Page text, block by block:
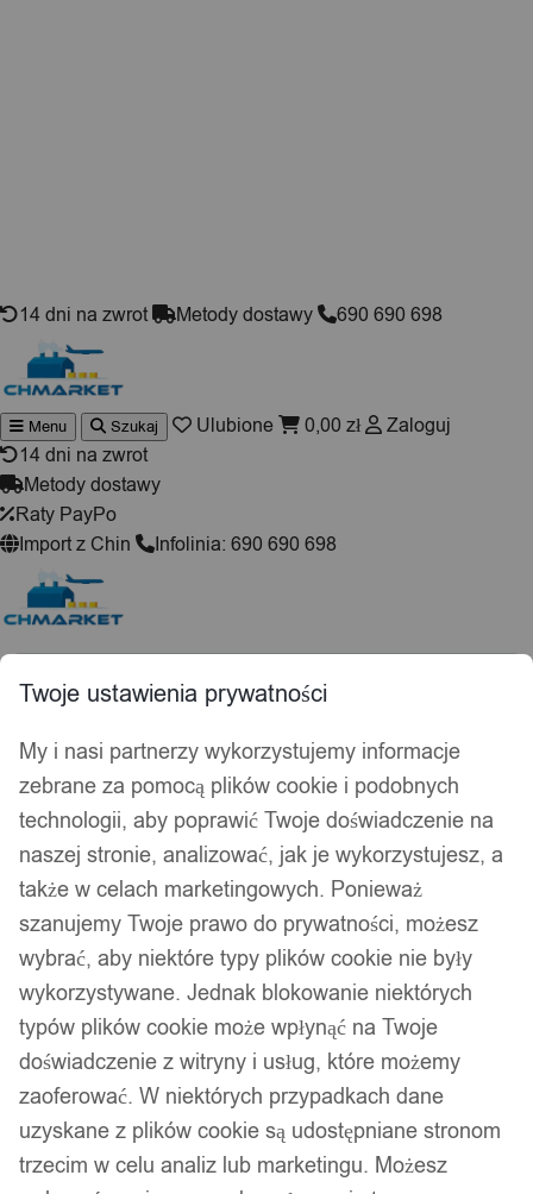
14 dni na zwrot Metody dostawy 690 690 698
Wyszukiwarka
produktów
Menu Szukaj Ulubione 0,00 zł
Zaloguj
14 dni na zwrot
Metody dostawy
Raty PayPo
Import z Chin
Infolinia: 690 690 698
Wyszukiwarka
produktów
Hej, zaloguj się! Ulubione 0,00
Akcesoria wędkarskie
Psy i koty
Kuchnia
Łazienka
Drukarki do etykiet
Strona główna/Moda /Obuwie/Akcesoria/ Pudełka i
organizery na buty
Pudełka i organizery na buty
Wyświetlanie wszystkich wyników: 2
Kolejność
sortowania
Twoje ustawienia prywatności
My i nasi partnerzy wykorzystujemy informacje
zebrane za pomocą plików cookie i podobnych
technologii, aby poprawić Twoje doświadczenie na
naszej stronie, analizować, jak je wykorzystujesz, a
także w celach marketingowych. Ponieważ
szanujemy Twoje prawo do prywatności, możesz
wybrać, aby niektóre typy plików cookie nie były
wykorzystywane. Jednak blokowanie niektórych
typów plików cookie może wpłynąć na Twoje
doświadczenie z witryny i usług, które możemy
zaoferować. W niektórych przypadkach dane
uzyskane z plików cookie są udostępniane stronom
trzecim w celu analiz lub marketingu. Możesz